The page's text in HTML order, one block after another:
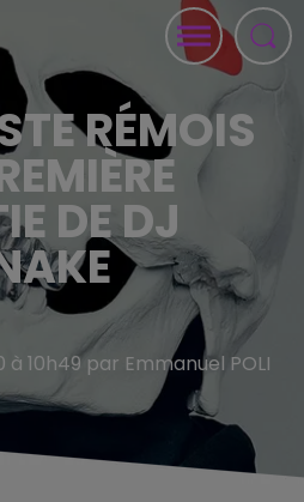
RÉMOIS
DE DJ
à 10h49 par Emmanuel POLI